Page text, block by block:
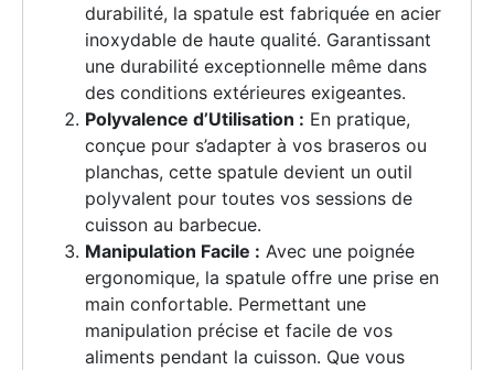
durabilité, la spatule est fabriquée en acier
inoxydable de haute qualité. Garantissant
une durabilité exceptionnelle même dans
des conditions extérieures exigeantes.
Polyvalence d’Utilisation : En pratique,
conçue pour s’adapter à vos braseros ou
planchas, cette spatule devient un outil
polyvalent pour toutes vos sessions de
cuisson au barbecue.
Manipulation Facile : Avec une poignée
ergonomique, la spatule offre une prise en
main confortable. Permettant une
manipulation précise et facile de vos
aliments pendant la cuisson. Que vous